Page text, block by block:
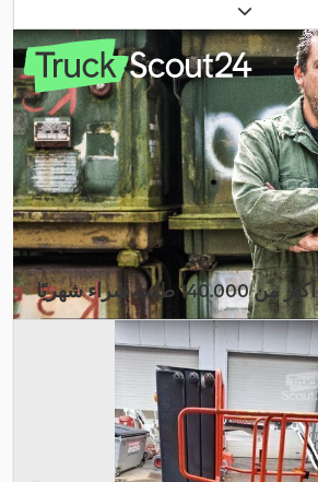
أكثر من 140.000 طلب شراء شهريًا
اختر باقة التاجر